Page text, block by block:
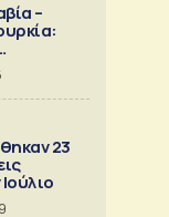
–
«κοινή
της
23